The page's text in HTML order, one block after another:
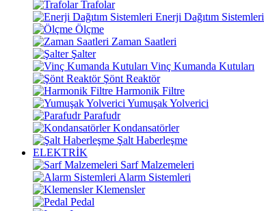
Trafolar
Enerji Dağıtım Sistemleri
Ölçme
Zaman Saatleri
Şalter
Vinç Kumanda Kutuları
Şönt Reaktör
Harmonik Filtre
Yumuşak Yolverici
Parafudr
Kondansatörler
Şalt Haberleşme
ELEKTRİK
Sarf Malzemeleri
Alarm Sistemleri
Klemensler
Pedal